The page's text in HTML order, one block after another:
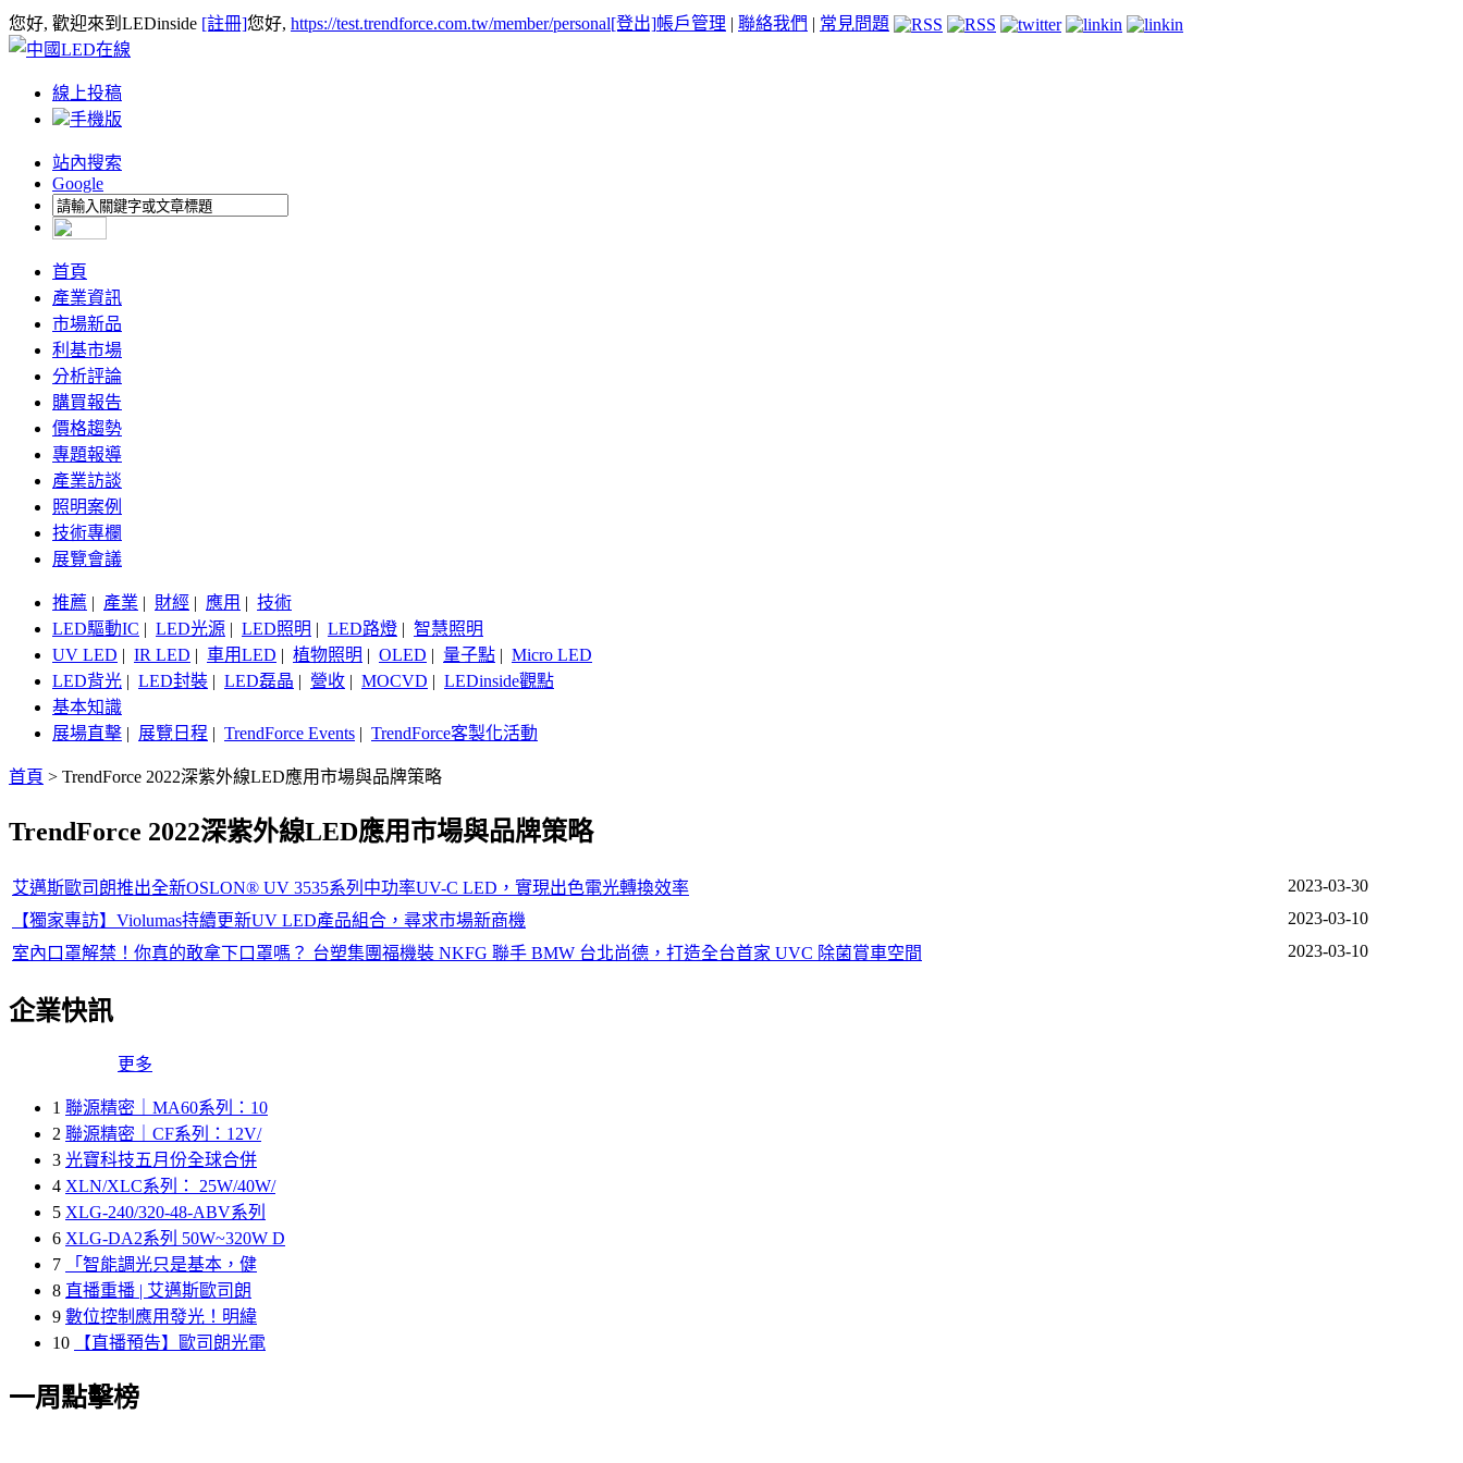
您好, 歡迎來到LEDinside [註冊]您好, https://test.trendforce.com.tw/member/personal[登出]帳戶管理 | 聯絡我們 | 常見問題
線上投稿
手機版
站內搜索
Google
首頁
產業資訊
市場新品
利基市場
分析評論
購買報告
價格趨勢
專題報導
產業訪談
照明案例
技術專欄
展覽會議
推薦 | 產業 | 財經 | 應用 | 技術
LED驅動IC | LED光源 | LED照明 | LED路燈 | 智慧照明
UV LED | IR LED | 車用LED | 植物照明 | OLED | 量子點 | Micro LED
LED背光 | LED封裝 | LED磊晶 | 營收 | MOCVD | LEDinside觀點
基本知識
展場直擊 | 展覽日程 | TrendForce Events | TrendForce客製化活動
首頁 > TrendForce 2022深紫外線LED應用市場與品牌策略
TrendForce 2022深紫外線LED應用市場與品牌策略
艾邁斯歐司朗推出全新OSLON® UV 3535系列中功率UV-C LED，實現出色電光轉換效率
2023-03-30
【獨家專訪】Violumas持續更新UV LED產品組合，尋求市場新商機
2023-03-10
室內口罩解禁！你真的敢拿下口罩嗎？ 台塑集團福機裝 NKFG 聯手 BMW 台北尚德，打造全台首家 UVC 除菌賞車空間
2023-03-10
企業快訊
更多
1 聯源精密｜MA60系列：10
2 聯源精密｜CF系列：12V/
3 光寶科技五月份全球合併
4 XLN/XLC系列： 25W/40W/
5 XLG-240/320-48-ABV系列
6 XLG-DA2系列 50W~320W D
7
「智能調光只是基本，健
8 直播重播 | 艾邁斯歐司朗
9 數位控制應用發光！明緯
10
【直播預告】歐司朗光電
一周點擊榜